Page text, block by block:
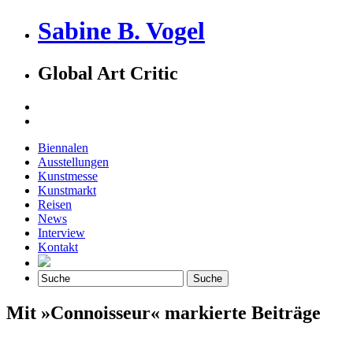
Sabine B. Vogel
Global Art Critic
Biennalen
Ausstellungen
Kunstmesse
Kunstmarkt
Reisen
News
Interview
Kontakt
Mit »Connoisseur« markierte Beiträge